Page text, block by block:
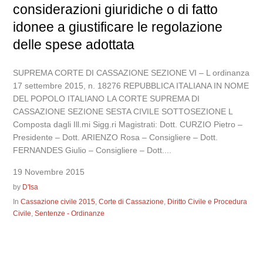
considerazioni giuridiche o di fatto
idonee a giustificare le regolazione
delle spese adottata
SUPREMA CORTE DI CASSAZIONE SEZIONE VI – L ordinanza
17 settembre 2015, n. 18276 REPUBBLICA ITALIANA IN NOME
DEL POPOLO ITALIANO LA CORTE SUPREMA DI
CASSAZIONE SEZIONE SESTA CIVILE SOTTOSEZIONE L
Composta dagli Ill.mi Sigg.ri Magistrati: Dott. CURZIO Pietro –
Presidente – Dott. ARIENZO Rosa – Consigliere – Dott.
FERNANDES Giulio – Consigliere – Dott....
19 Novembre 2015
by D'Isa
InCassazione civile 2015,Corte di Cassazione, Diritto Civile e Procedura
Civile,Sentenze - Ordinanze